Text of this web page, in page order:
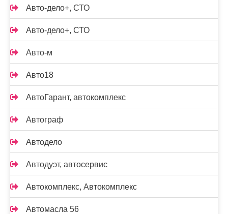
Авто-дело+, СТО
Авто-дело+, СТО
Авто-м
Авто18
АвтоГарант, автокомплекс
Автограф
Автодело
Автодуэт, автосервис
Автокомплекс, Автокомплекс
Автомасла 56